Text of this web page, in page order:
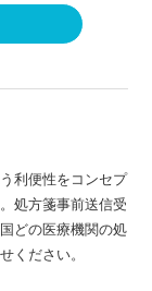
利便性をコンセプ
処方箋事前送信受
どの医療機関の処
ください。